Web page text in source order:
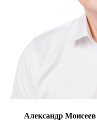
Александр Моисеев